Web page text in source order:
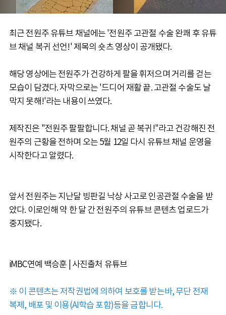
최근 전원주 유튜브 채널에는 '전원주 고관절 수술 완쾌 후 유튜
브 채널 복귀 선언!' 제목의 숏츠 영상이 공개됐다.
해당 영상에는 전원주가 건강하게 팔을 휘저으며 거리를 걷는
모습이 담겼다. 자막으로는 '드디어 재활 끝. 고관절 수술도 날
막지 못해!'라는 내용이 쓰였다.
제작진은 "전원주 팔팔합니다. 채널 곧 복귀!"라고 건강해진 전
원주의 근황을 전하며 오는 5월 12일 다시 유튜브 채널 운영을
시작한다고 알렸다.
앞서 전원주는 지난달 빙판길 낙상 사고로 인공관절 수술을 받
았다. 이로인해 약 한 달 간 전원주의 유튜브 콘텐츠 업로드가
중지됐다.
iMBC연예 백승훈 | 사진출처 유튜브
※ 이 콘텐츠는 저작권법에 의하여 보호를 받는바, 무단 전재
복제, 배포 및 이용(AI학습 포함)등을 금합니다.